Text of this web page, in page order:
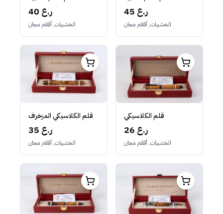
40 ر.ع
الخشبيات, أقلام مجان
45 ر.ع
الخشبيات, أقلام مجان
قلم الكلاسيكي المزخرف
35 ر.ع
الخشبيات, أقلام مجان
قلم الكلاسيكي
26 ر.ع
الخشبيات, أقلام مجان